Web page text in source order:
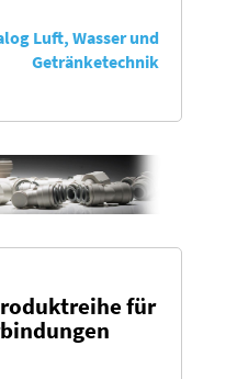
Luft, Wasser und
Getränketechnik
für